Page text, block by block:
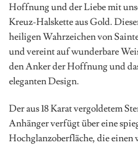
Hoffnung und der Liebe mit
Kreuz-Halskette aus Gold.
heiligen Wahrzeichen von
und vereint auf wunderbare
den Anker der Hoffnung und
eleganten Design.
Der aus 18 Karat vergoldetem
Anhänger verfügt über eine
Hochglanzoberfläche, die